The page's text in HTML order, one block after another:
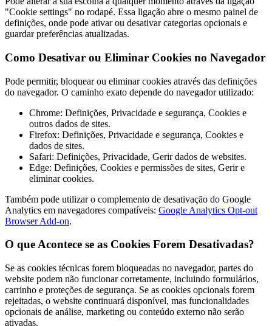
"Cookie settings" no rodapé. Essa ligação abre o mesmo painel de
definições, onde pode ativar ou desativar categorias opcionais e
guardar preferências atualizadas.
Como Desativar ou Eliminar Cookies no Navegador
Pode permitir, bloquear ou eliminar cookies através das definições
do navegador. O caminho exato depende do navegador utilizado:
Chrome: Definições, Privacidade e segurança, Cookies e
outros dados de sites.
Firefox: Definições, Privacidade e segurança, Cookies e
dados de sites.
Safari: Definições, Privacidade, Gerir dados de websites.
Edge: Definições, Cookies e permissões de sites, Gerir e
eliminar cookies.
Também pode utilizar o complemento de desativação do Google
Analytics em navegadores compatíveis: Google Analytics Opt-out
Browser Add-on.
O que Acontece se as Cookies Forem Desativadas?
Se as cookies técnicas forem bloqueadas no navegador, partes do
website podem não funcionar corretamente, incluindo formulários,
carrinho e proteções de segurança. Se as cookies opcionais forem
rejeitadas, o website continuará disponível, mas funcionalidades
opcionais de análise, marketing ou conteúdo externo não serão
ativadas.